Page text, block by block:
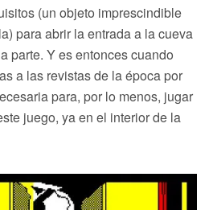
(un objeto imprescindible
para abrir la entrada a la cueva
parte. Y es entonces cuando
a las revistas de la época por
para, por lo menos, jugar
juego, ya en el interior de la